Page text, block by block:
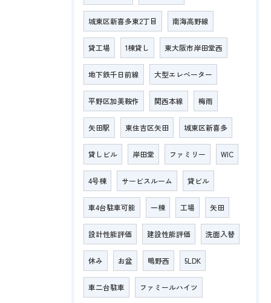
城東区新喜多東2丁目 南海高野線
貸工場 1棟貸し 東大阪市岸田堂西
地下鉄千日前線 大型エレベーター
平野区加美鞍作 関西本線 梅雨
矢田駅 東住吉区矢田 城東区新喜多
貸しビル 岸田堂 ファミリー WIC
4号棟 サービスルーム 貸ビル
車4台駐車可能 一棟 工場 矢田
設計性能評価 建設性能評価 洗面入替
休み お盆 鴫野西 5LDK
車二台駐車 ファミールハイツ